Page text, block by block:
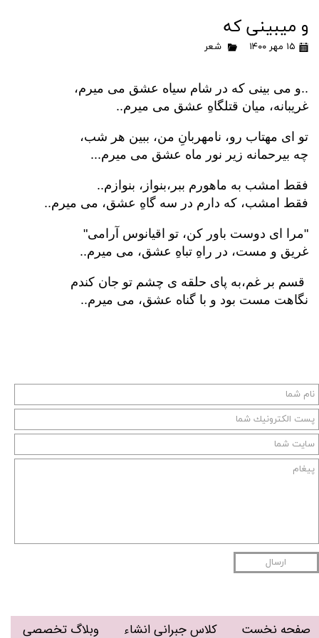
و میبینی که
۱۵ مهر ۱۴۰۰ شعر
..و می بینی که در شام سیاه عشق می میرم،
غریبانه، میان قتلگاهِ عشق می میرم..
تو ای مهتاب رو، نامهربانِ من، ببین هر شب،
چه بیرحمانه زیر نور ماه عشق می میرم...
فقط امشب به ماهورم ببر،بنواز، بنوازم..
فقط امشب، که دارم در سه گاهِ عشق، می میرم..
"مرا ای دوست باور کن، تو اقیانوس آرامی"
غریق و مست، در راهِ تباهِ عشق، می میرم..
قسم بر غم،به پای حلقه ی چشم تو جان کندم
نگاهت مست بود و با گناه عشق، می میرم..
صفحه نخست کلاس جبرانی انشاء وبلاگ تخصصی
ارسال